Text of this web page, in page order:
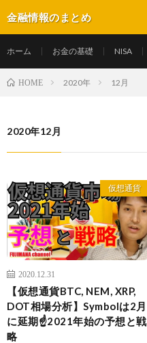
金融情報のまとめ
ホーム お金の基礎 NISA
HOME 2020年 12月
2020年12月
仮想通貨
2020.12.31
【仮想通貨BTC, NEM, XRP,
DOT相場分析】Symbolは2月
に延期☝️2021年始の予想と戦
略